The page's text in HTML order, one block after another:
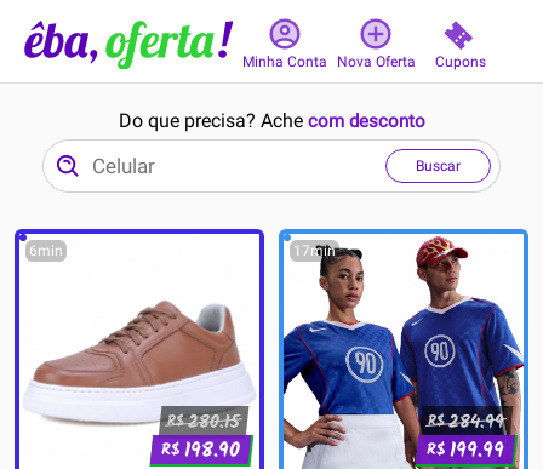
Minha Conta Nova Oferta Cupons
Do que precisa? Ache com desconto
Buscar
6min
R$280.15
R$198.90
17min
R$284.99
R$199.99